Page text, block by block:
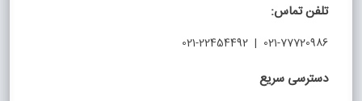
تلفن تماس:
021-77720986 | 021-22454492
دسترسی سریع